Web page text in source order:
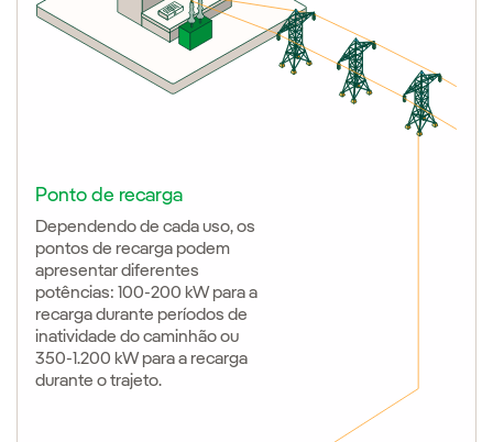
Ponto de recarga
Dependendo de cada uso, os
pontos de recarga podem
apresentar diferentes
potências: 100-200 kW para a
recarga durante períodos de
inatividade do caminhão ou
350-1.200 kW para a recarga
durante o trajeto.